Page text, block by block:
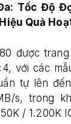
Tốc Độ
Quả
được
với các
tự lên
s, trong
/ 1.200K